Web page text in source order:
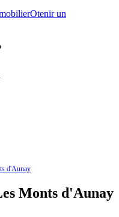
Otenir un
d'Aunay
Monts d'Aunay